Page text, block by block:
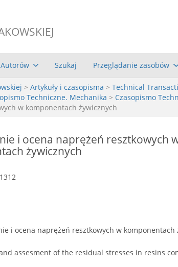
Szukaj Przeglądanie zasobów
> Artykuły i czasopisma > Technical
Techniczne. Mechanika > Czasopismo
w komponentach żywicznych
i ocena naprężeń resztkowych
żywicznych
i ocena naprężeń resztkowych w komponentach
assesment of the residual stresses in resins